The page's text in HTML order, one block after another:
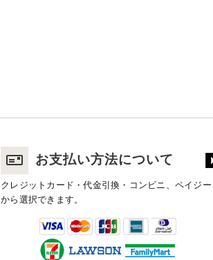
お支払い方法について
クレジットカード・代金引換・コンビニ、ペイジー
から選択できます。